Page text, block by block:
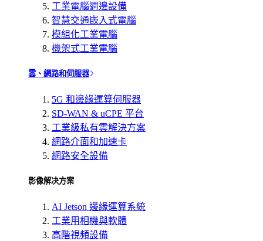
工業電腦週邊設備
智慧交通嵌入式電腦
模組化工業電腦
機架式工業電腦
雲、網路和伺服器
5G 和邊緣運算伺服器
SD-WAN & uCPE 平台
工業級私有雲解決方案
網路介面和加速卡
網路安全設備
影像解决方案
AI Jetson 邊緣運算系統
工業用相機與軟體
高階視頻設備